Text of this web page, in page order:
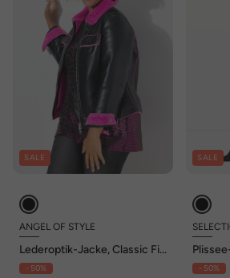
SALE
ANGEL OF STYLE
Lederoptik-Jacke, Classic Fit,
Neon Webpelzfutter
- 50%
SALE
V-- 50%